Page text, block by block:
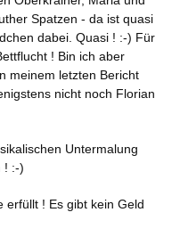
Spatzen - da ist quasi
dabei. Quasi ! :-) Für
! Bin ich aber
meinem letzten Bericht
nicht noch Florian
Untermalung
! :-)
erfüllt ! Es gibt kein Geld